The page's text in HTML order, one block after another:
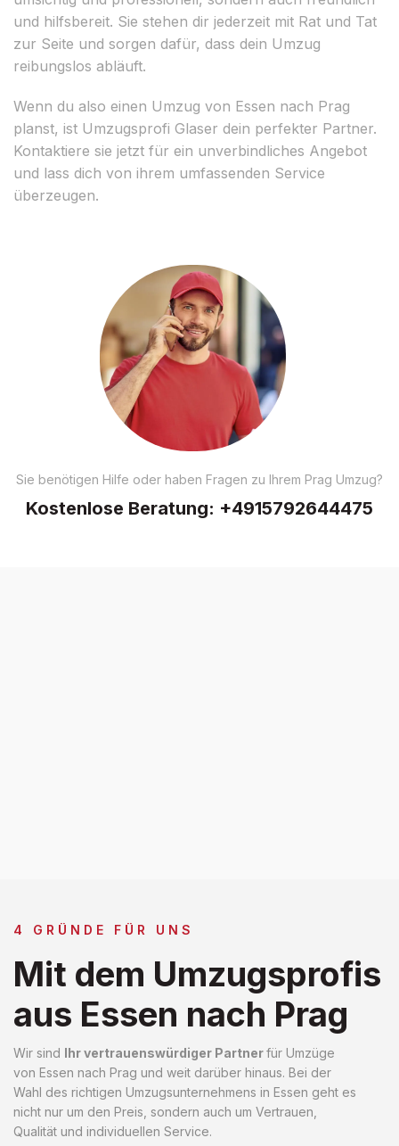
und hilfsbereit. Sie stehen dir jederzeit mit Rat und Tat
zur Seite und sorgen dafür, dass dein Umzug
reibungslos abläuft.
Wenn du also einen Umzug von Essen nach Prag
planst, ist Umzugsprofi Glaser dein perfekter Partner.
Kontaktiere sie jetzt für ein unverbindliches Angebot
und lass dich von ihrem umfassenden Service
überzeugen.
Sie benötigen Hilfe oder haben Fragen zu Ihrem Prag Umzug?
Kostenlose Beratung: +4915792644475
4 GRÜNDE FÜR UNS
Mit dem Umzugsprofis
aus Essen nach Prag
Wir sind Ihr vertrauenswürdiger Partnerfür Umzüge
von Essen nach Prag und weit darüber hinaus. Bei der
Wahl des richtigen Umzugsunternehmens in Essen geht es
nicht nur um den Preis, sondern auch um Vertrauen,
Qualität und individuellen Service.